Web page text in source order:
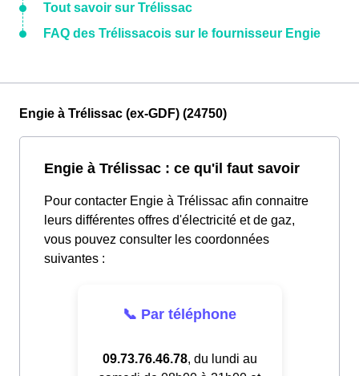
Tout savoir sur Trélissac
FAQ des Trélissacois sur le fournisseur Engie
Engie à Trélissac (ex-GDF) (24750)
Engie à Trélissac : ce qu'il faut savoir
Pour contacter Engie à Trélissac afin connaitre
leurs différentes offres d'électricité et de gaz,
vous pouvez consulter les coordonnées
suivantes :
📞 Par téléphone
09.73.76.46.78, du lundi au